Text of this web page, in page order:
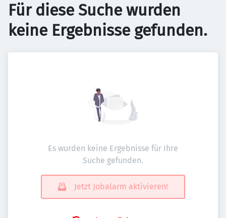
Für diese Suche wurden
keine Ergebnisse gefunden.
Es wurden keine Ergebnisse für Ihre
Suche gefunden.
Jetzt Jobalarm aktivieren!